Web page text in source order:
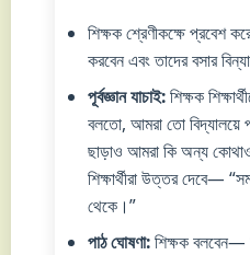
শিক্ষক শ্রেণীকক্ষে প্রবেশ
করবেন এবং তাদের বসার
পূর্বজ্ঞান যাচাই:শিক্ষক
বলতো, আমরা তো বিদ্যালয়ে
ছাড়াও আমরা কি অন্য
শিক্ষার্থীরা উত্তর দেবে—
থেকে।”
পাঠ ঘোষণা:শিক্ষক বলবেন—